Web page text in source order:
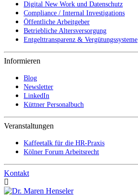
Digital New Work und Datenschutz
Compliance / Internal Investigations
Öffentliche Arbeitgeber
Betriebliche Altersversorgung
Entgelttransparenz & Vergütungssysteme
Informieren
Blog
Newsletter
LinkedIn
Küttner Personalbuch
Veranstaltungen
Kaffeetalk für die HR-Praxis
Kölner Forum Arbeitsrecht
Kontakt